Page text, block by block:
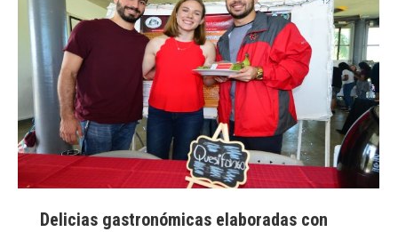
Delicias gastronómicas elaboradas con